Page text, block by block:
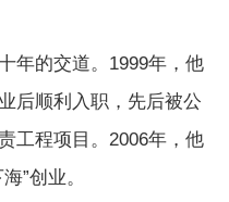
的交道。1999年，他
后顺利入职，先后被公
工程项目。2006年，他
”创业。